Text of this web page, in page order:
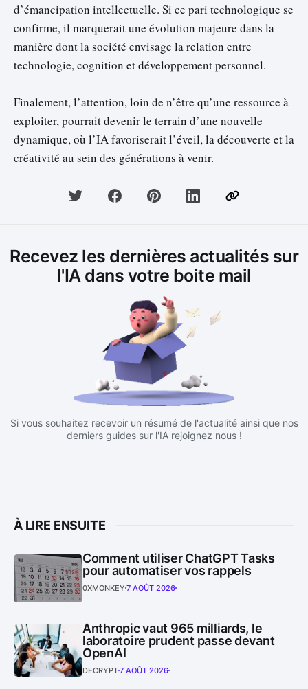
d’émancipation intellectuelle. Si ce pari technologique se
confirme, il marquerait une évolution majeure dans la
manière dont la société envisage la relation entre
technologie, cognition et développement personnel.
Finalement, l’attention, loin de n’être qu’une ressource à
exploiter, pourrait devenir le terrain d’une nouvelle
dynamique, où l’IA favoriserait l’éveil, la découverte et la
créativité au sein des générations à venir.
Recevez les dernières actualités sur
l'IA dans votre boite mail
Si vous souhaitez recevoir un résumé de l'actualité ainsi que nos
derniers guides sur l'IA rejoignez nous !
À LIRE ENSUITE
Comment utiliser ChatGPT Tasks
pour automatiser vos rappels
0XMONKEY 7 AOÛT 2026
Anthropic vaut 965 milliards, le
laboratoire prudent passe devant
OpenAI
DECRYPT7 AOÛT 2026